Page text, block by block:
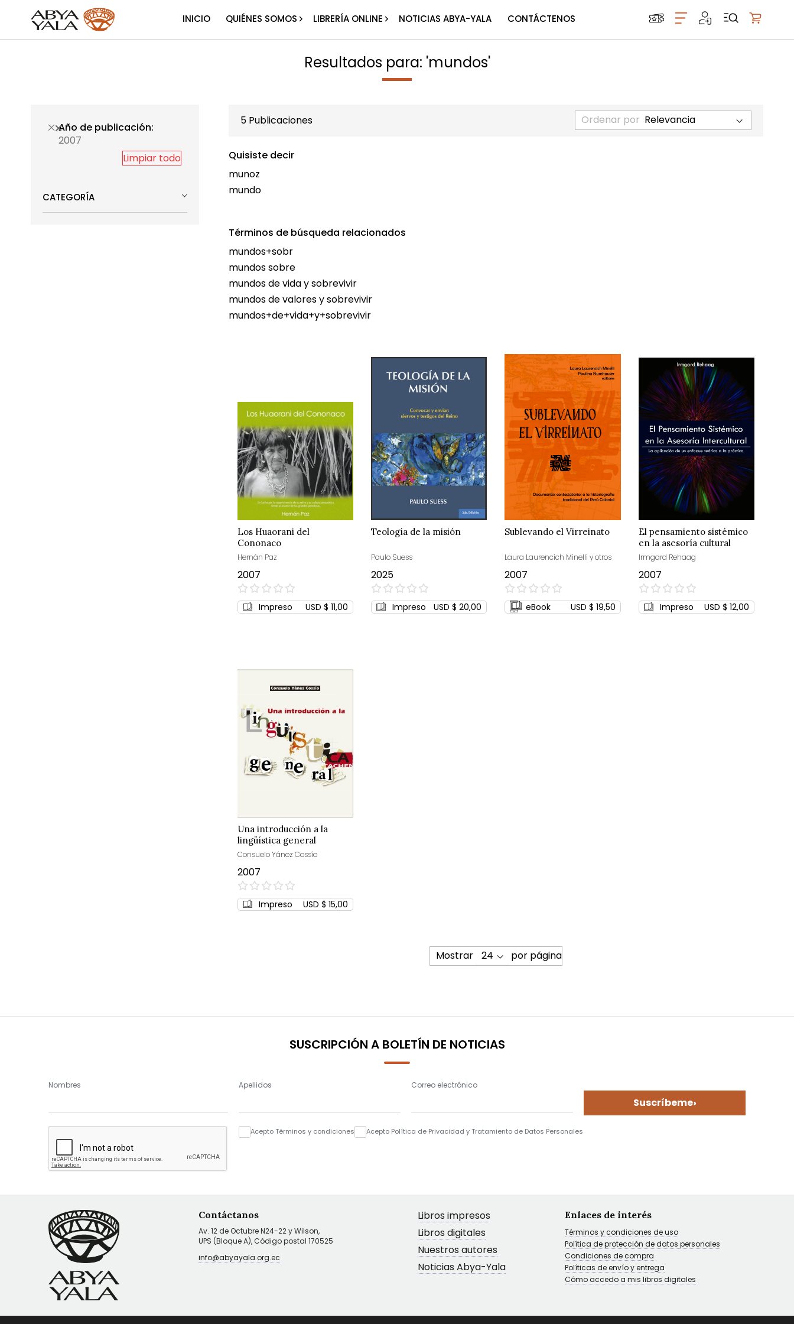
INICIO QUIÉNES SOMOS LIBRERÍA ONLINE NOTICIAS ABYA-YALA CONTÁCTENOS
Resultados para: 'mundos'
5Publicaciones Ordenar por
Quisiste decir
munoz
mundo
Términos de búsqueda relacionados
mundos+sobr
mundos sobre
mundos de vida y sobrevivir
mundos de valores y sobrevivir
mundos+de+vida+y+sobrevivir
Los Huaorani del
Cononaco
Hernán Paz
2007
0%
Impreso USD $ 11,00
Teología de la misión
Paulo Suess
2025
0%
Impreso USD $ 20,00
Sublevando el Virreinato
Laura Laurencich Minelli y otros
2007
0%
eBook USD $ 19,50
El pensamiento sistémico
en la asesoría cultural
Irmgard Rehaag
2007
0%
Impreso USD $ 12,00
Una introducción a la
lingüística general
Consuelo Yánez Cossío
2007
0%
Impreso USD $ 15,00
Mostrar por página
Año de publicación
2007
Limpiar todo
CATEGORÍA
SUSCRIPCIÓN A BOLETÍN DE NOTICIAS
Nombres Apellidos Correo electrónico
Suscríbeme›
Acepto Términos y condiciones Acepto Política de Privacidad y Tratamiento de Datos Personales
Contáctanos
Av. 12 de Octubre N24-22 y Wilson,
UPS (Bloque A), Código postal 170525
info@abyayala.org.ec
Libros impresos
Libros digitales
Nuestros autores
Noticias Abya-Yala
Enlaces de interés
Términos y condiciones de uso
Política de protección de datos personales
Condiciones de compra
Políticas de envío y entrega
Cómo accedo a mis libros digitales